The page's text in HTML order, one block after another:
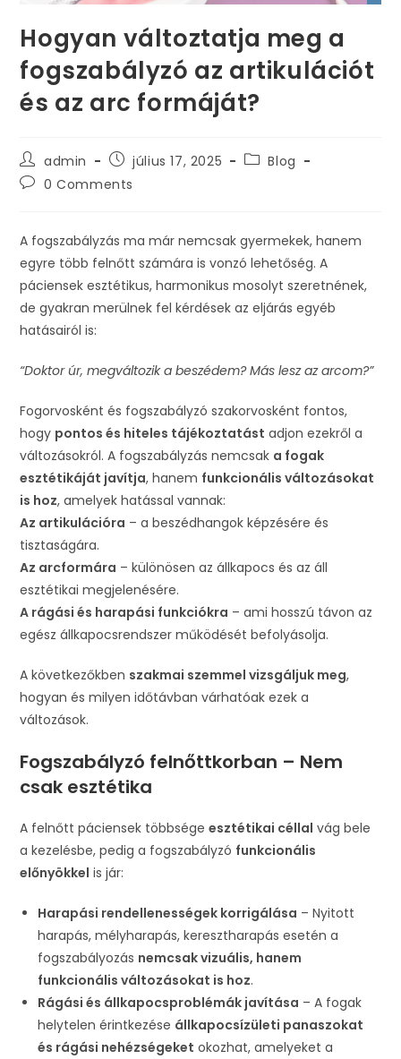
Hogyan változtatja meg a
fogszabályzó az artikulációt
és az arc formáját?
Post
author:
admin
Post
published:
július 17, 2025
Post
category:
Blog
Post0 Comments
A fogszabályzás ma már nemcsak gyermekek, hanem
egyre több felnőtt számára is vonzó lehetőség. A
páciensek esztétikus, harmonikus mosolyt szeretnének,
de gyakran merülnek fel kérdések az eljárás egyéb
hatásairól is:
“Doktor úr, megváltozik a beszédem? Más lesz az arcom?”
Fogorvosként és fogszabályzó szakorvosként fontos,
hogy pontos és hiteles tájékoztatást adjon ezekről a
változásokról. A fogszabályzás nemcsak a fogak
esztétikáját javítja, hanem funkcionális változásokat
is hoz, amelyek hatással vannak:
Az artikulációra – a beszédhangok képzésére és
tisztaságára.
Az arcformára – különösen az állkapocs és az áll
esztétikai megjelenésére.
A rágási és harapási funkciókra – ami hosszú távon az
egész állkapocsrendszer működését befolyásolja.
A következőkben szakmai szemmel vizsgáljuk meg,
hogyan és milyen időtávban várhatóak ezek a
változások.
Fogszabályzó felnőttkorban – Nem
csak esztétika
A felnőtt páciensek többségeesztétikai céllal vág bele
a kezelésbe, pedig a fogszabályzó funkcionális
előnyökkel is jár:
Harapási rendellenességek korrigálása – Nyitott
harapás, mélyharapás, keresztharapás esetén a
fogszabályozás nemcsak vizuális, hanem
funkcionális változásokat is hoz.
Rágási és állkapocsproblémák javítása – A fogak
helytelen érintkezése állkapocsízületi panaszokat
és rágási nehézségeket okozhat, amelyeket a